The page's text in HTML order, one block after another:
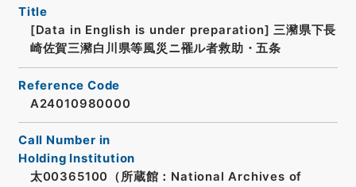
Title
[Data in English is under preparation] 三瀦県下長
崎佐賀三瀦白川県等風災ニ罹ル者救助・五条
Reference Code
A24010980000
Call Number in
Holding Institution
太00365100（所蔵館：National Archives of